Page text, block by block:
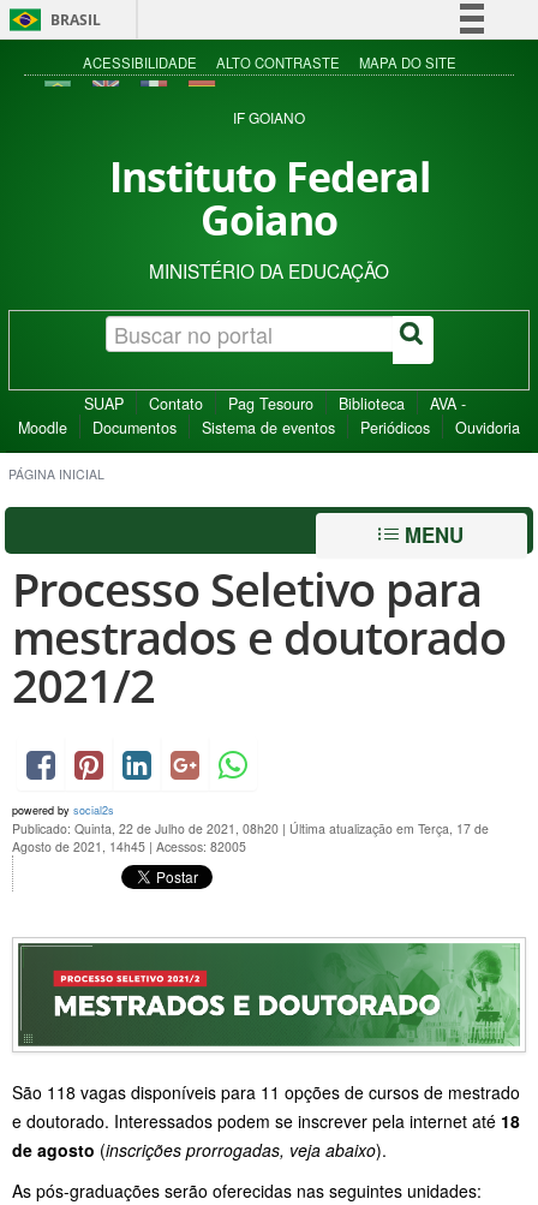
BRASIL
Simplifique!
Acesso à informação
ACESSIBILIDADE ALTO CONTRASTE MAPA DO SITE
IF GOIANO
Instituto Federal
Goiano
MINISTÉRIO DA EDUCAÇÃO
SUAP Contato Pag Tesouro Biblioteca
AVA -
Moodle
Documentos Sistema de eventos Periódicos Ouvidoria
PÁGINA INICIAL
MENU
Processo Seletivo para
mestrados e doutorado
2021/2
powered by social2s
Publicado: Quinta, 22 de Julho de 2021, 08h20 | Última atualização em Terça, 17 de
Agosto de 2021, 14h45 | Acessos: 82005
São 118 vagas disponíveis para 11 opções de cursos de mestrado
e doutorado. Interessados podem se inscrever pela internet até 18
de agosto (inscrições prorrogadas, veja abaixo).
As pós-graduações serão oferecidas nas seguintes unidades: